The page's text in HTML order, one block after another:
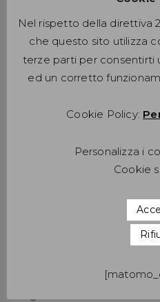
Contempora –
P.I. MwSt. 02526520214
PEC: contempora.itasbz@pec.it
LINK VELOCI
Nel rispetto della direttiva
che questo sito utilizza
terze parti per consentirti
ed un corretto
Cookie Policy:
Personalizza i
Cookie